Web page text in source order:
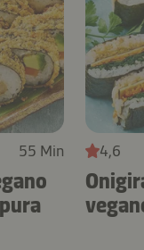
55 Min 4,6